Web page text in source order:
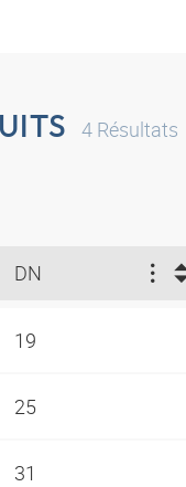
4Résultats
DN
19
25
31